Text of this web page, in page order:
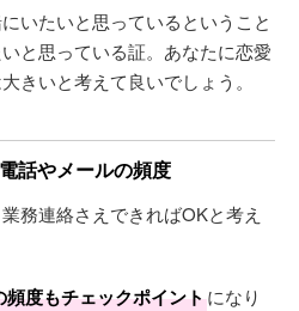
いたいと思っているということ
と思っている証。あなたに恋愛
きいと考えて良いでしょう。
話やメールの頻度
務連絡さえできればOKと考え
頻度もチェックポイントになり